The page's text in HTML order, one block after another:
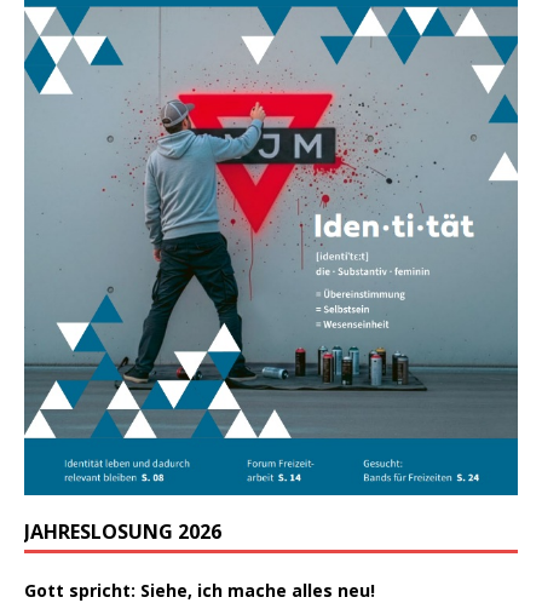
JAHRESLOSUNG 2026
Gott spricht: Siehe, ich mache alles neu!